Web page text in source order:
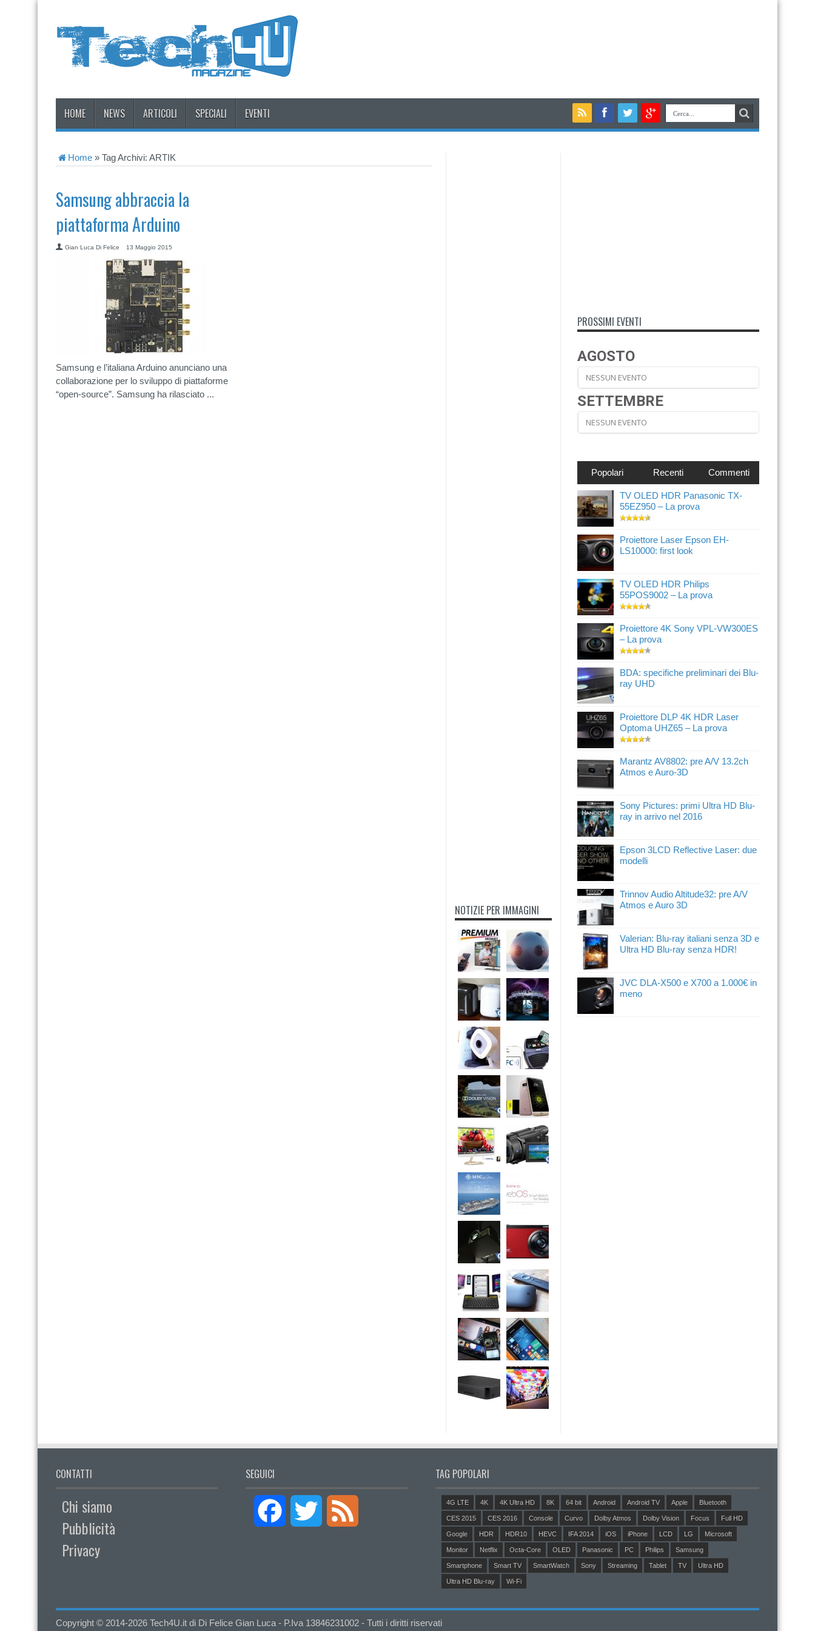
HOME NEWS ARTICOLI SPECIALI EVENTI
Home » Tag Archivi: ARTIK
Samsung abbraccia la
piattaforma Arduino
Gian Luca Di Felice 13 Maggio 2015
Samsung e l’italiana Arduino anunciano una
collaborazione per lo sviluppo di piattaforme
“open-source”. Samsung ha rilasciato ...
NOTIZIE PER IMMAGINI
PROSSIMI EVENTI
AGOSTO
NESSUN EVENTO
SETTEMBRE
NESSUN EVENTO
Popolari Recenti Commenti
TV OLED HDR Panasonic TX-
55EZ950 – La prova
Proiettore Laser Epson EH-
LS10000: first look
TV OLED HDR Philips
55POS9002 – La prova
Proiettore 4K Sony VPL-VW300ES
– La prova
BDA: specifiche preliminari dei Blu-
ray UHD
Proiettore DLP 4K HDR Laser
Optoma UHZ65 – La prova
Marantz AV8802: pre A/V 13.2ch
Atmos e Auro-3D
Sony Pictures: primi Ultra HD Blu-
ray in arrivo nel 2016
Epson 3LCD Reflective Laser: due
modelli
Trinnov Audio Altitude32: pre A/V
Atmos e Auro 3D
Valerian: Blu-ray italiani senza 3D e
Ultra HD Blu-ray senza HDR!
JVC DLA-X500 e X700 a 1.000€ in
meno
CONTATTI
Chi siamo
Pubblicità
Privacy
SEGUICI
Facebook Twitter
TAG POPOLARI
4G LTE 4K 4K Ultra HD 8K 64 bit Android Android TV Apple Bluetooth
CES 2015 CES 2016 Console Curvo Dolby Atmos Dolby Vision Focus Full HD
Google HDR HDR10 HEVC IFA 2014 iOS iPhone LCD LG Microsoft
Monitor Netflix Octa-Core OLED Panasonic PC Philips Samsung
Smartphone Smart TV SmartWatch Sony Streaming Tablet TV Ultra HD
Ultra HD Blu-ray Wi-Fi
Copyright © 2014-2026 Tech4U.it di Di Felice Gian Luca - P.Iva 13846231002 - Tutti i diritti riservati